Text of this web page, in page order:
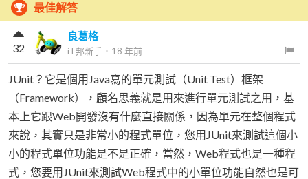
最佳解答
良葛格
iT邦新手 ． 18 年前
32
JUnit？它是個用Java寫的單元測試（Unit Test）框架
（Framework），顧名思義就是用來進行單元測試之用，基
本上它跟Web開發沒有什麼直接關係，因為單元在整個程式
來說，其實只是非常小的程式單位，您用JUnit來測試這個小
小的程式單位功能是不是正確，當然，Web程式也是一種程
式，您要用JUnit來測試Web程式中的小單位功能自然也是可